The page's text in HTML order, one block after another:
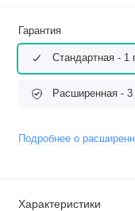
Гарантия
Стандартная - 1
Расширенная - 3
Подробнее о
Характеристики